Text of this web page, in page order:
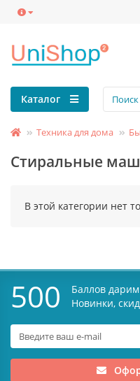
Каталог
Техника для дома
Стиральные
В этой категории нет
500
Баллов
Новинки,